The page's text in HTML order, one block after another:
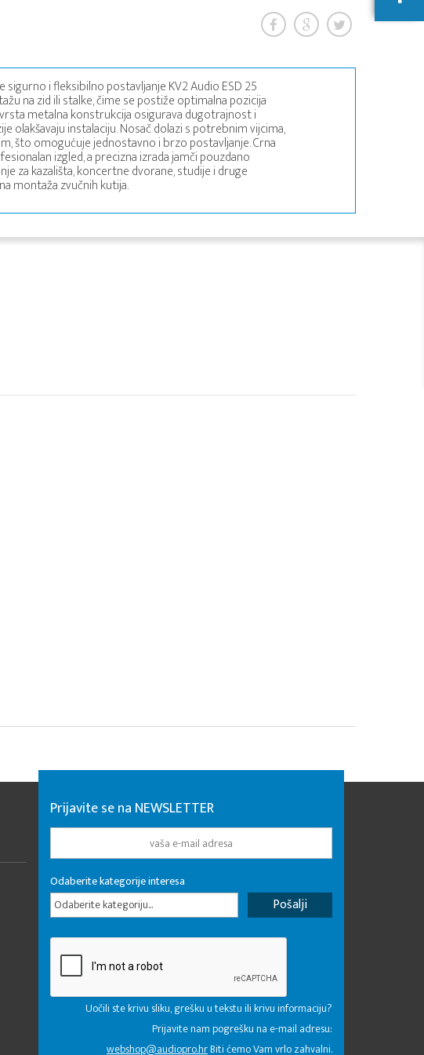
i fleksibilno postavljanje KV2 Audio ESD 25
na zid ili stalke, čime se postiže optimalna pozicija
metalna konstrukcija osigurava dugotrajnost i
olakšavaju instalaciju. Nosač dolazi s potrebnim vijcima,
što omogućuje jednostavno i brzo postavljanje. Crna
izgled, a precizna izrada jamči pouzdano
za kazališta, koncertne dvorane, studije i druge
montaža zvučnih kutija.
Prijavite se na NEWSLETTER
Odaberite kategorije interesa
Odaberite kategoriju...
Uočili ste krivu sliku, grešku u tekstu ili krivu informaciju?
Prijavite nam pogrešku na e-mail adresu:
webshop@audiopro.hrBiti ćemo Vam vrlo zahvalni.